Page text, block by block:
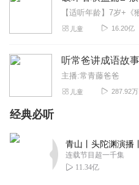
儿童 16.20亿
听常爸讲成语故
主播:常青藤爸爸
儿童 287.92万
经典必听
连载节目超一千集
11.34亿